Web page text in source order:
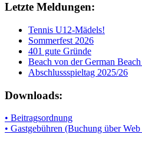
Letzte Meldungen:
Tennis U12-Mädels!
Sommerfest 2026
401 gute Gründe
Beach von der German
Abschlussspieltag 2025/26
Downloads:
• Beitragsordnung
• Gastgebühren (Buchung über